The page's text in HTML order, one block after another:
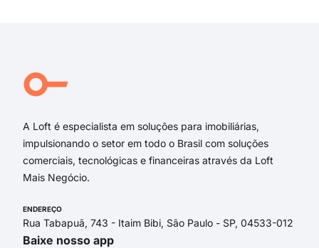
A Loft é especialista em soluções para imobiliárias,
impulsionando o setor em todo o Brasil com soluções
comerciais, tecnológicas e financeiras através da Loft
Mais Negócio.
ENDEREÇO
Rua Tabapuã, 743 - Itaim Bibi, São Paulo - SP, 04533-012
Baixe nosso app